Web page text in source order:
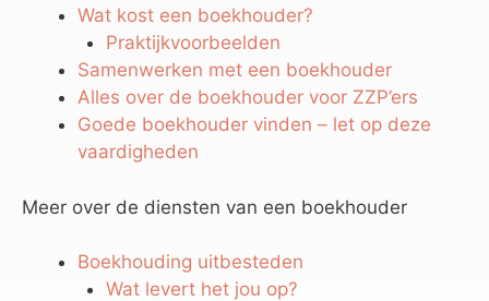
Wat kost een boekhouder?
Praktijkvoorbeelden
Samenwerken met een boekhouder
Alles over de boekhouder voor ZZP’ers
Goede boekhouder vinden – let op deze
vaardigheden
Meer over de diensten van een boekhouder
Boekhouding uitbesteden
Wat levert het jou op?